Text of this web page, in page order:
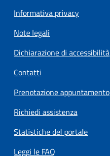
Informativa privacy
Note legali
Dichiarazione di accessibilità
Contatti
Prenotazione appuntamento
Richiedi assistenza
Statistiche del portale
Leggi le FAQ